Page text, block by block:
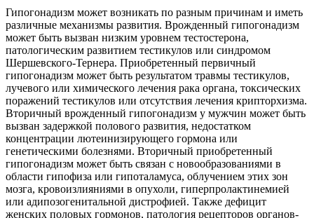
Гипогонадизм может возникать по разным причинам и иметь
различные механизмы развития. Врожденный гипогонадизм
может быть вызван низким уровнем тестостерона,
патологическим развитием тестикулов или синдромом
Шершевского-Тернера. Приобретенный первичный
гипогонадизм может быть результатом травмы тестикулов,
лучевого или химического лечения рака органа, токсических
поражений тестикулов или отсутствия лечения крипторхизма.
Вторичный врожденный гипогонадизм у мужчин может быть
вызван задержкой полового развития, недостатком
концентрации лютеинизирующего гормона или
генетическими болезнями. Вторичный приобретенный
гипогонадизм может быть связан с новообразованиями в
области гипофиза или гипоталамуса, облучением этих зон
мозга, кровоизлияниями в опухоли, гиперпролактинемией
или адипозогенитальной дистрофией. Также дефицит
женских половых гормонов, патология рецепторов органов-